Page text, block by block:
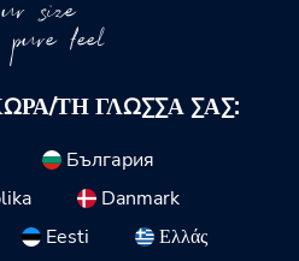
size
pure feel
ΤΗ ΓΛΏΣΣΑ ΣΑΣ:
България
Danmark
Eesti
Ελλάς